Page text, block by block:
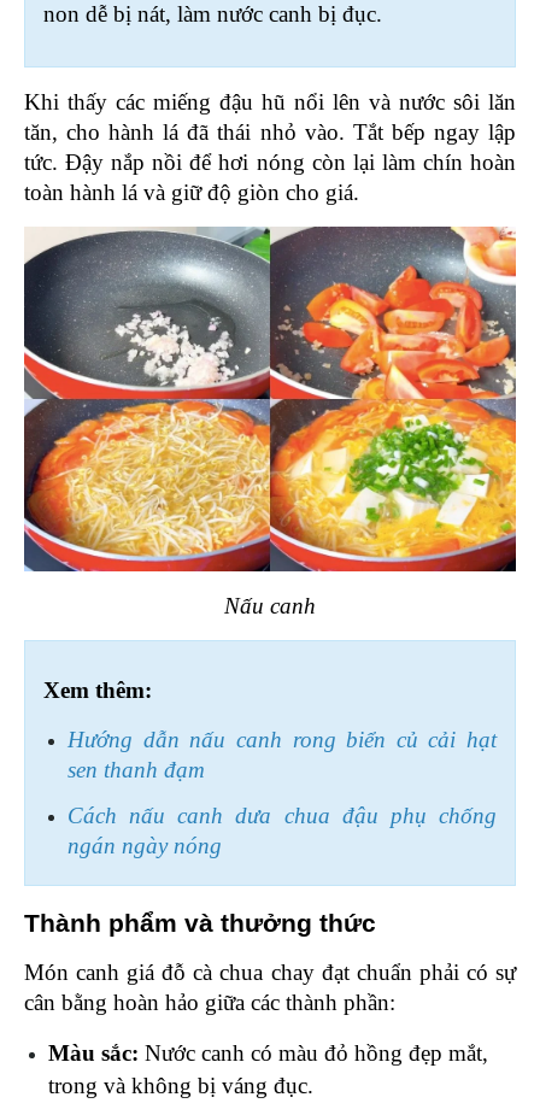
non dễ bị nát, làm nước canh bị đục.
Khi thấy các miếng đậu hũ nổi lên và nước sôi lăn
tăn, cho hành lá đã thái nhỏ vào. Tắt bếp ngay lập
tức. Đậy nắp nồi để hơi nóng còn lại làm chín hoàn
toàn hành lá và giữ độ giòn cho giá.
Nấu canh
Xem thêm:
Hướng dẫn nấu canh rong biển củ cải hạt
sen thanh đạm
Cách nấu canh dưa chua đậu phụ chống
ngán ngày nóng
Thành phẩm và thưởng thức
Món canh giá đỗ cà chua chay đạt chuẩn phải có sự
cân bằng hoàn hảo giữa các thành phần:
Màu sắc: Nước canh có màu đỏ hồng đẹp mắt,
trong và không bị váng đục.